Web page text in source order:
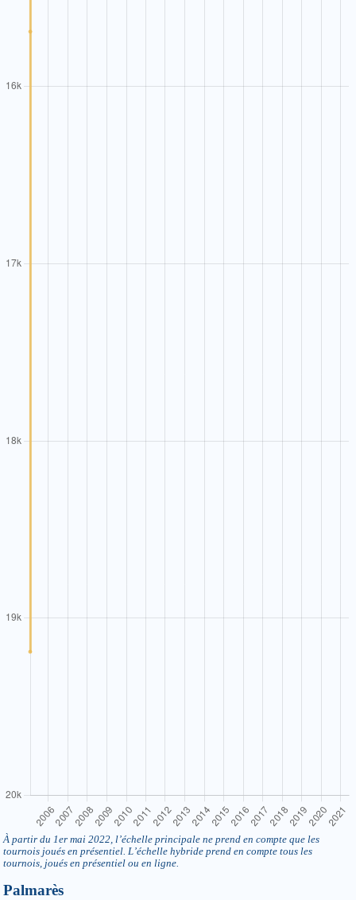
À partir du 1er mai 2022, l’échelle principale ne prend en compte que les
tournois joués en présentiel. L’échelle hybride prend en compte tous les
tournois, joués en présentiel ou en ligne.
Palmarès